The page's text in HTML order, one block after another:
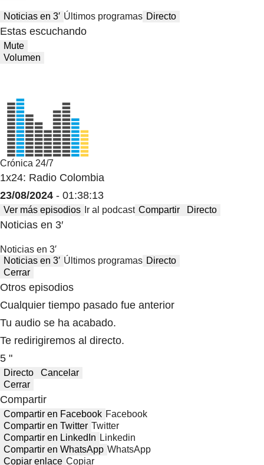
Noticias en 3′ Últimos programas Directo
Estas escuchando
Mute
Volumen
Crónica 24/7
1x24: Radio Colombia
23/08/2024 - 01:38:13
Ver más episodios Ir al podcast Compartir Directo
Noticias en 3′
Noticias en 3′
Noticias en 3′ Últimos programas Directo
Cerrar
Otros episodios
Cualquier tiempo pasado fue anterior
Tu audio se ha acabado.
Te redirigiremos al directo.
5 "
Directo
Cancelar
Cerrar
Compartir
Compartir en Facebook Facebook
Compartir en Twitter Twitter
Compartir en LinkedIn Linkedin
Compartir en WhatsApp WhatsApp
Copiar enlace Copiar